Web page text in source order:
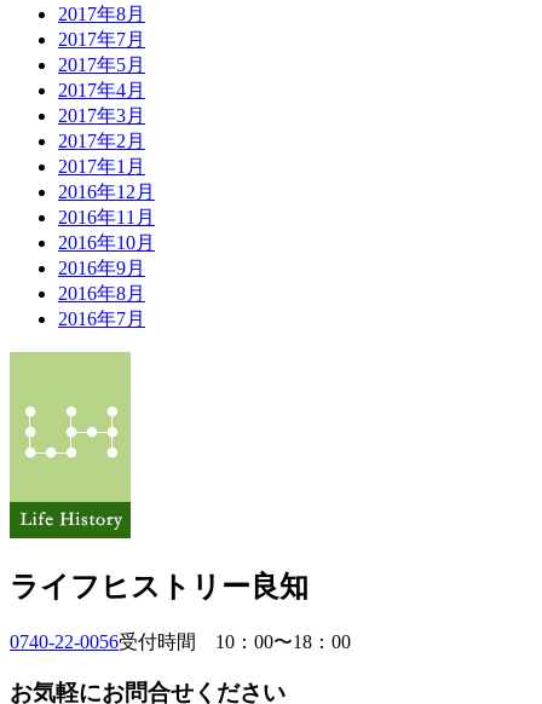
2017年8月
2017年7月
2017年5月
2017年4月
2017年3月
2017年2月
2017年1月
2016年12月
2016年11月
2016年10月
2016年9月
2016年8月
2016年7月
ライフヒストリー良知
0740-22-0056受付時間 10：00〜18：00
お気軽にお問合せください